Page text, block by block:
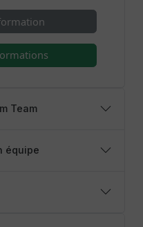
Team
équipe